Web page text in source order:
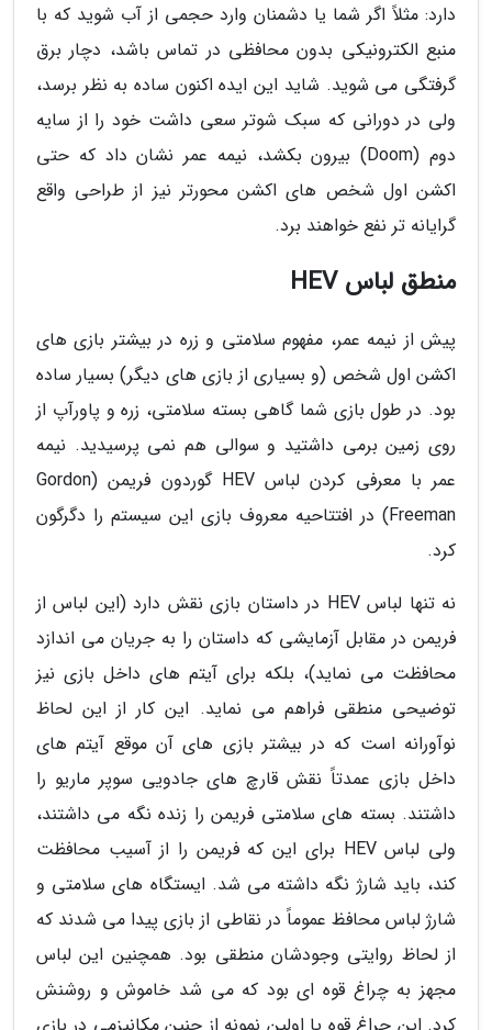
دارد: مثلاً اگر شما یا دشمنان وارد حجمی از آب شوید که با
منبع الکترونیکی بدون محافظی در تماس باشد، دچار برق
گرفتگی می شوید. شاید این ایده اکنون ساده به نظر برسد،
ولی در دورانی که سبک شوتر سعی داشت خود را از سایه
دوم (Doom) بیرون بکشد، نیمه عمر نشان داد که حتی
اکشن اول شخص های اکشن محورتر نیز از طراحی واقع
گرایانه تر نفع خواهند برد.
منطق لباس HEV
پیش از نیمه عمر، مفهوم سلامتی و زره در بیشتر بازی های
اکشن اول شخص (و بسیاری از بازی های دیگر) بسیار ساده
بود. در طول بازی شما گاهی بسته سلامتی، زره و پاورآپ از
روی زمین برمی داشتید و سوالی هم نمی پرسیدید. نیمه
عمر با معرفی کردن لباس HEV گوردون فریمن (Gordon
Freeman) در افتتاحیه معروف بازی این سیستم را دگرگون
کرد.
نه تنها لباس HEV در داستان بازی نقش دارد (این لباس از
فریمن در مقابل آزمایشی که داستان را به جریان می اندازد
محافظت می نماید)، بلکه برای آیتم های داخل بازی نیز
توضیحی منطقی فراهم می نماید. این کار از این لحاظ
نوآورانه است که در بیشتر بازی های آن موقع آیتم های
داخل بازی عمدتاً نقش قارچ های جادویی سوپر ماریو را
داشتند. بسته های سلامتی فریمن را زنده نگه می داشتند،
ولی لباس HEV برای این که فریمن را از آسیب محافظت
کند، باید شارژ نگه داشته می شد. ایستگاه های سلامتی و
شارژ لباس محافظ عموماً در نقاطی از بازی پیدا می شدند که
از لحاظ روایتی وجودشان منطقی بود. همچنین این لباس
مجهز به چراغ قوه ای بود که می شد خاموش و روشنش